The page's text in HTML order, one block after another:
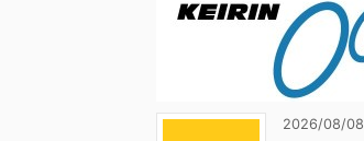
2026/08/08